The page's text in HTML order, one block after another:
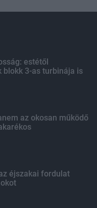
estétől
blokk 3-as turbinája is
az okosan működő
éjszakai fordulat